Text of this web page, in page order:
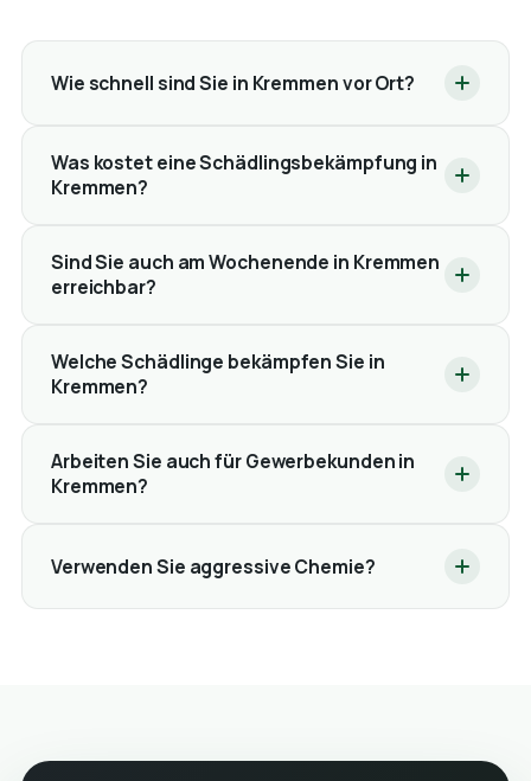
Wie schnell sind Sie in Kremmen vor Ort?
Was kostet eine Schädlingsbekämpfung in
Kremmen?
Sind Sie auch am Wochenende in Kremmen
erreichbar?
Welche Schädlinge bekämpfen Sie in
Kremmen?
Arbeiten Sie auch für Gewerbekunden in
Kremmen?
Verwenden Sie aggressive Chemie?